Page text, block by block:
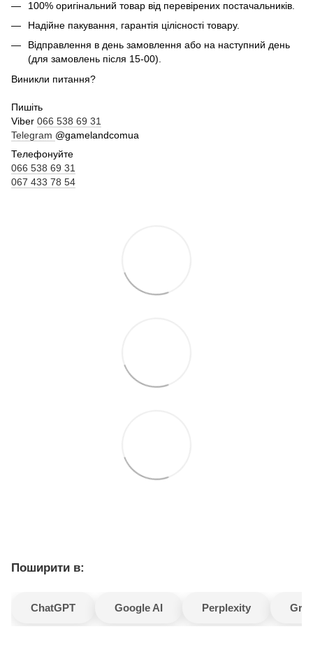
100% оригінальний товар від перевірених постачальників.
Надійне пакування, гарантія цілісності товару.
Відправлення в день замовлення або на наступний день
(для замовлень після 15-00).
Виникли питання?
Пишіть
Viber 066 538 69 31
Telegram @gamelandcomua
Телефонуйте
066 538 69 31
067 433 78 54
Поширити в:
ChatGPT Google AI Perplexity